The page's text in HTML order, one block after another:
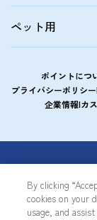
ペット用
ポイントにつ
プライバシーポリシー
企業情報 カ
By clicking
cookies on your
usage, and